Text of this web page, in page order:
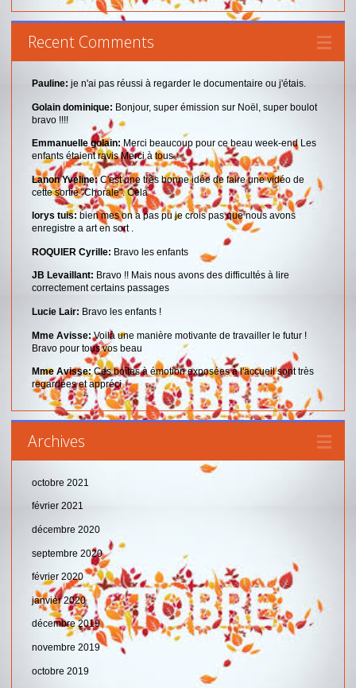
Recent Comments
Pauline: je n'ai pas réussi à regarder le documentaire ou j'étais.
Golain dominique: Bonjour, super émission sur Noël, super boulot
bravo !!!!
Emmanuelle golain:Merci beaucoup pour ce beau week-end Les
enfants étaient ravis Merci à tous
Lanon Yveline:C'est une très bonne idée de faire une vidéo de
cette sortie "Chorale". Cela
lorys tuis:bien mes on a pas pu je crois pas que nous avons
enregistre a art en sort .
ROQUIER Cyrille: Bravo les enfants
JB Levaillant: Bravo !! Mais nous avons des difficultés à lire
correctement certains passages
Lucie Lair: Bravo les enfants !
Mme Avisse:Voilà une manière motivante de travailler le futur !
Bravo pour tous vos beau
Mme Avisse:Ces boîtes à émotion exposées à l'accueil sont très
regardées et appréci
Archives
octobre 2021
février 2021
décembre 2020
septembre 2020
février 2020
janvier 2020
décembre 2019
novembre 2019
octobre 2019